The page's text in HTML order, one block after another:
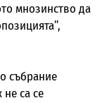
мнозинство да
събрание
са се